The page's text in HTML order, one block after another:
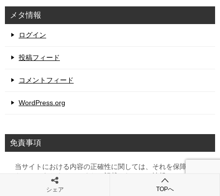
メタ情報
ログイン
投稿フィード
コメントフィード
WordPress.org
免責事項
当サイトにおける内容の正確性に関しては、それを保障する
ものではありません。また、記載されている情報や、リンク
先に記載されている情報をあなたが利用することに関するい
シェア TOPへ